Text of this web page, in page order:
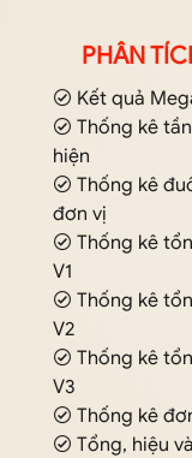
PHÂN
Kết quả
Thống kê
hiện
Thống kê
đơn vị
Thống kê
V1
Thống kê
V2
Thống kê
V3
Thống kê
Tổng, hiệu